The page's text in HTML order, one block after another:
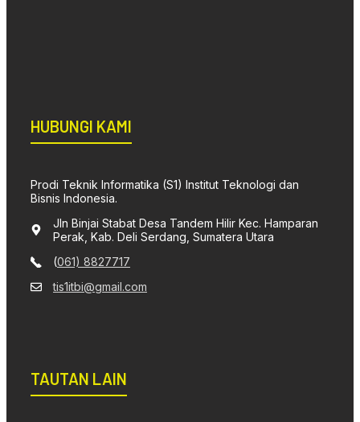
HUBUNGI KAMI
Prodi Teknik Informatika (S1) Institut Teknologi dan
Bisnis Indonesia.
Jln Binjai Stabat Desa Tandem Hilir Kec. Hamparan
Perak, Kab. Deli Serdang, Sumatera Utara
(061) 8827717
tis1itbi@gmail.com
TAUTAN LAIN